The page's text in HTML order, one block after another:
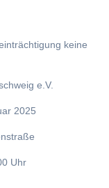
keine
e.V.
2025
Uhr